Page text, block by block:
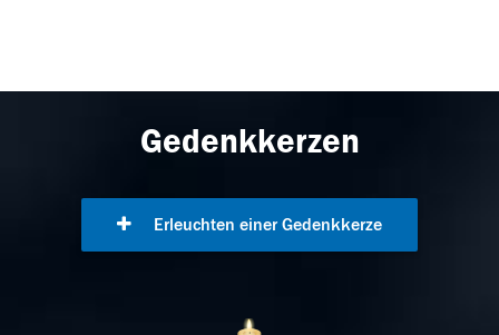
Gedenkkerzen
Erleuchten einer Gedenkkerze